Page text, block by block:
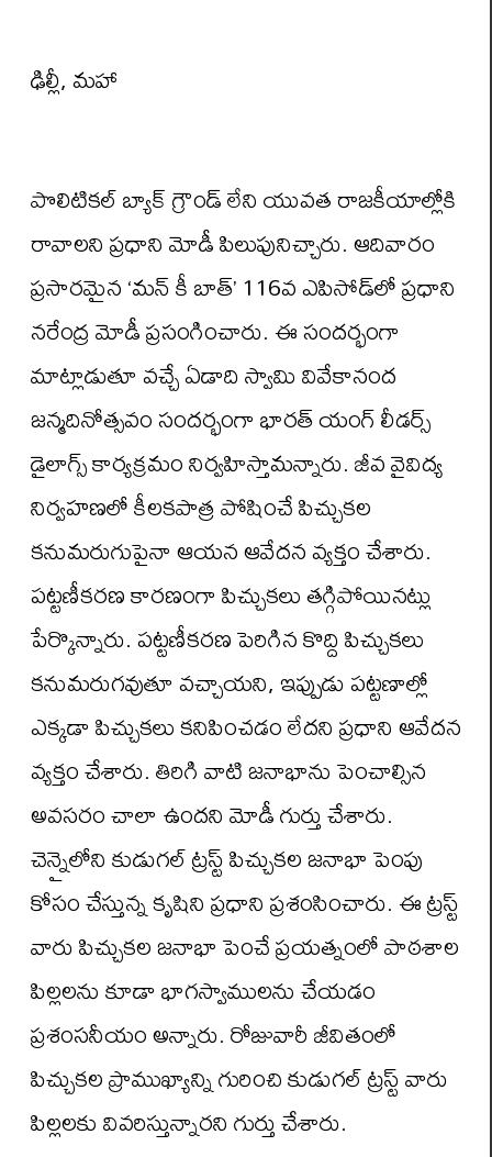
ఢిల్లీ, మహా
పొలిటికల్ బ్యాక్ గ్రౌండ్ లేని యువత రాజకీయాల్లోకి
రావాలని ప్రధాని మోడీ పిలుపునిచ్చారు. ఆదివారం
ప్రసారమైన ‘మన్‌ కీ బాత్‌’ 116వ ఎపిసోడ్‌లో ప్రధాని
న‌రేంద్ర మోడీ ప్రసంగించారు. ఈ సంద‌ర్భంగా
మాట్లాడుతూ వచ్చే ఏడాది స్వామి వివేకానంద
జన్మదినోత్సవం సందర్భంగా భారత్ యంగ్ లీడర్స్
డైలాగ్స్ కార్యక్రమం నిర్వహిస్తామన్నారు. జీవ వైవిద్య
నిర్వహణలో కీలకపాత్ర పోషించే పిచ్చుకల
కనుమరుగుపైనా ఆయ‌న ఆవేదన వ్య‌క్తం చేశారు.
పట్టణీకరణ కార‌ణంగా పిచ్చుక‌లు త‌గ్గిపోయిన‌ట్లు
పేర్కొన్నారు. పట్టణీకరణ పెరిగిన కొద్ది పిచ్చుకలు
కనుమరుగవుతూ వచ్చాయని, ఇప్పుడు ప‌ట్ట‌ణాల్లో
ఎక్కడా పిచ్చుకలు కనిపించడం లేదని ప్రధాని ఆవేదన
వ్య‌క్తం చేశారు. తిరిగి వాటి జనాభాను పెంచాల్సిన
అవసరం చాలా ఉందని మోడీ గుర్తు చేశారు.
చెన్నైలోని కుడుగల్‌ ట్రస్ట్‌ పిచ్చుకల జనాభా పెంపు
కోసం చేస్తున్న కృషిని ప్రధాని ప్ర‌శంసించారు. ఈ ట్రస్ట్‌
వారు పిచ్చుకల జనాభా పెంచే ప్రయత్నంలో పాఠ‌శాల‌
పిల్లలను కూడా భాగస్వాములను చేయ‌డం
ప్ర‌శంస‌నీయం అన్నారు. రోజువారీ జీవితంలో
పిచ్చుకల ప్రాముఖ్యాన్ని గురించి కుడుగల్‌ ట్రస్ట్‌ వారు
పిల్లలకు వివరిస్తున్నార‌ని గుర్తు చేశారు.